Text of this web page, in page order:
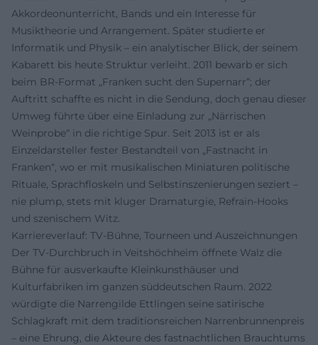
Akkordeonunterricht, Bands und ein Interesse für
Musiktheorie und Arrangement. Später studierte er
Informatik und Physik – ein analytischer Blick, der seinem
Kabarett bis heute Struktur verleiht. 2011 bewarb er sich
beim BR-Format „Franken sucht den Supernarr“; der
Auftritt schaffte es nicht in die Sendung, doch genau dieser
Umweg führte über eine Einladung zur „Närrischen
Weinprobe“ in die richtige Spur. Seit 2013 ist er als
Einzeldarsteller fester Bestandteil von „Fastnacht in
Franken“, wo er mit musikalischen Miniaturen politische
Rituale, Sprachfloskeln und Selbstinszenierungen seziert –
nie plump, stets mit kluger Dramaturgie, Refrain-Hooks
und szenischem Witz.
Karriereverlauf: TV-Bühne, Tourneen und Auszeichnungen
Der TV-Durchbruch in Veitshöchheim öffnete Walz die
Bühne für ausverkaufte Kleinkunsthäuser und
Kulturfabriken im ganzen süddeutschen Raum. 2022
würdigte die Narrengilde Ettlingen seine satirische
Schlagkraft mit dem traditionsreichen Narrenbrunnenpreis
– eine Ehrung, die Akteure des fastnachtlichen Brauchtums